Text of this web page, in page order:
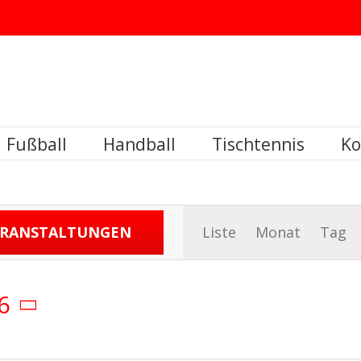
Fußball Handball Tischtennis
Liste Monat Tag